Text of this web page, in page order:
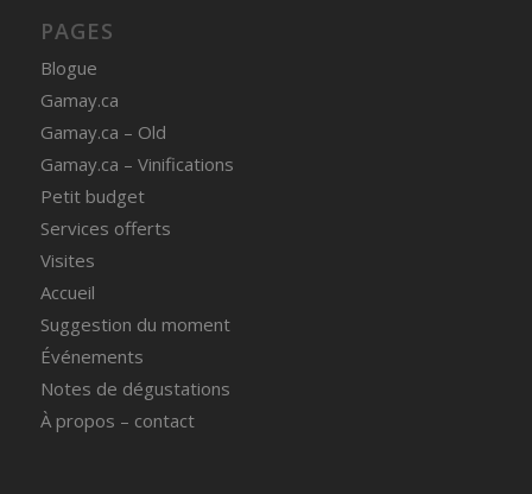
PAGES
Blogue
Gamay.ca
Gamay.ca – Old
Gamay.ca – Vinifications
Petit budget
Services offerts
Visites
Accueil
Suggestion du moment
Événements
Notes de dégustations
À propos – contact